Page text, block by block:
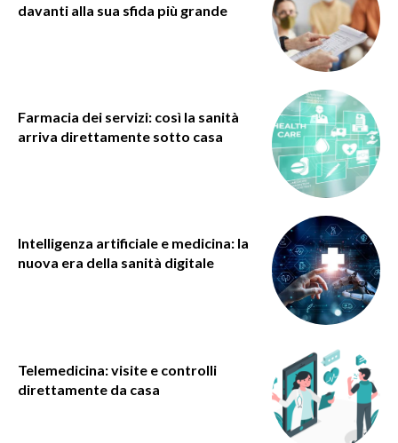
davanti alla sua sfida più grande
Farmacia dei servizi: così la sanità
arriva direttamente sotto casa
Intelligenza artificiale e medicina: la
nuova era della sanità digitale
Telemedicina: visite e controlli
direttamente da casa